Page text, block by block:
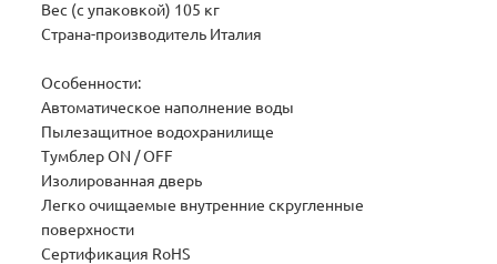
Вес (с упаковкой) 105 кг
Страна-производитель Италия
Особенности:
Автоматическое наполнение воды
Пылезащитное водохранилище
Тумблер ON / OFF
Изолированная дверь
Легко очищаемые внутренние скругленные
поверхности
Сертификация RoHS